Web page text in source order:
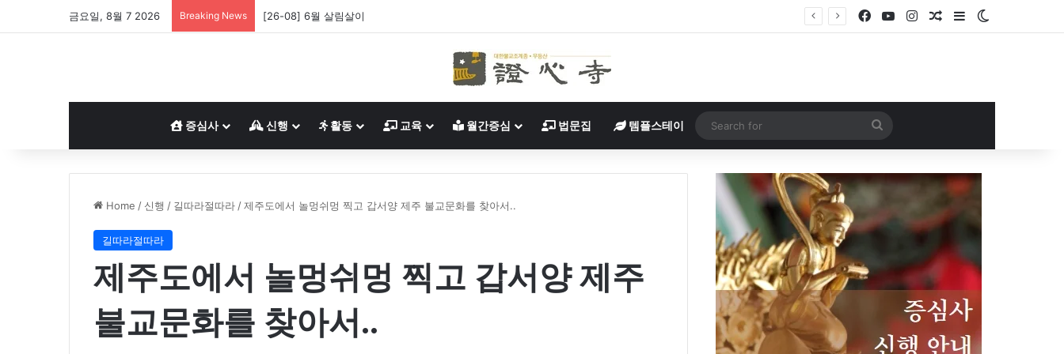
금요일, 8월 7 2026 Breaking News [26-08] 왕생극락 바라옵니다 Facebook
YouTubeInstagramRandom Article
Sidebar
증심사 신행 활동 교육 월간증심 법문집 템플스테이
for
Home / 신행 / 길따라절따라 /제주도에서 놀멍쉬멍 찍고 갑서양 제주 불교문화를 찾아서..
길따라절따라
제주도에서 놀멍쉬멍 찍고 갑서양 제주
불교문화를 찾아서..